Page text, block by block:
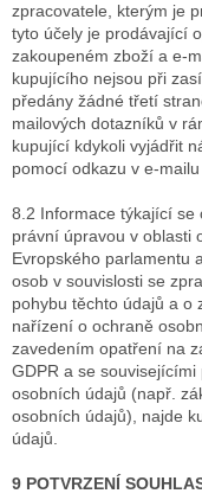
zpracovatele, kterým je
tyto účely je prodávající
zakoupeném zboží a e-
kupujícího nejsou při
předány žádné třetí
mailových dotazníků v
kupující kdykoli vyjádřit
pomocí odkazu v e-
8.2 Informace týkající se
právní úpravou v oblasti
Evropského parlamentu
osob v souvislosti se
pohybu těchto údajů a o
nařízení o ochraně
zavedením opatření na
GDPR a se
osobních údajů (např.
osobních údajů), najde
údajů.
9 POTVRZENÍ